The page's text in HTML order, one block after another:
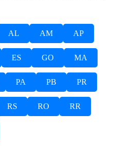
AL AM AP
ES GO MA
PA PB PR
RS RO RR